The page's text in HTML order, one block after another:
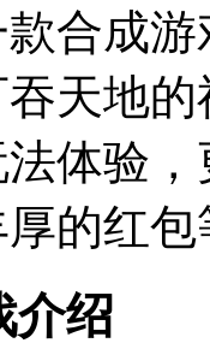
合成
天地
体验
的红
介绍